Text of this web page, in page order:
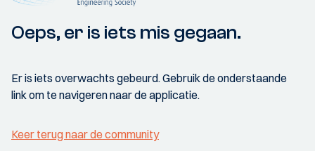
Oeps, er is iets mis gegaan.
Er is iets overwachts gebeurd. Gebruik de onderstaande
link om te navigeren naar de applicatie.
Keer terug naar de community